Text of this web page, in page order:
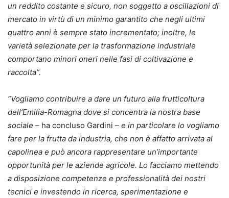
un reddito costante e sicuro, non soggetto a oscillazioni di
mercato in virtù di un minimo garantito che negli ultimi
quattro anni è sempre stato incrementato; inoltre, le
varietà selezionate per la trasformazione industriale
comportano minori oneri nelle fasi di coltivazione e
raccolta”.
“Vogliamo contribuire a dare un futuro alla frutticoltura
dell’Emilia-Romagna dove si concentra la nostra base
sociale – ha concluso Gardini – e in particolare lo vogliamo
fare per la frutta da industria, che non è affatto arrivata al
capolinea e può ancora rappresentare un’importante
opportunità per le aziende agricole. Lo facciamo mettendo
a disposizione competenze e professionalità dei nostri
tecnici e investendo in ricerca, sperimentazione e